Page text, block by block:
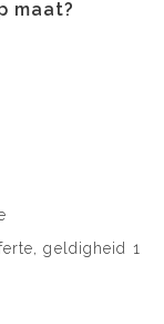
maat?
geldigheid 1